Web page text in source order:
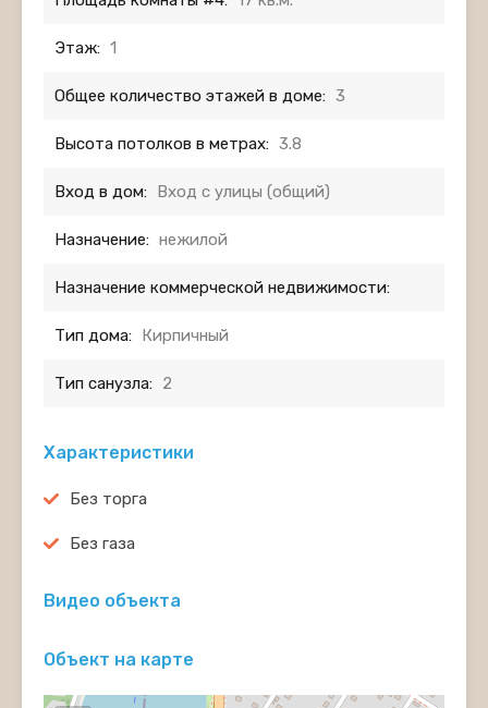
Этаж: 1
Общее количество этажей в доме: 3
Высота потолков в метрах: 3.8
Вход в дом: Вход с улицы (общий)
Назначение: нежилой
Назначение коммерческой недвижимости:
Тип дома: Кирпичный
Тип санузла: 2
Характеристики
Без торга
Без газа
Видео объекта
Объект на карте